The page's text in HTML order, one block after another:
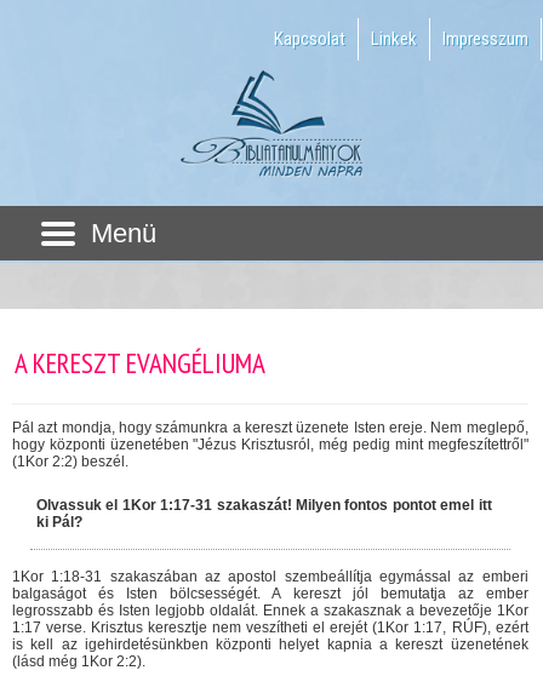
Kapcsolat Linkek Impresszum
Menü
A KERESZT EVANGÉLIUMA
Pál azt mondja, hogy számunkra a kereszt üzenete Isten ereje. Nem meglepő,
hogy központi üzenetében "Jézus Krisztusról, még pedig mint megfeszítettről"
(1Kor 2:2) beszél.
Olvassuk el 1Kor 1:17-31 szakaszát! Milyen fontos pontot emel itt
ki Pál?
1Kor 1:18-31 szakaszában az apostol szembeállítja egymással az emberi
balgaságot és Isten bölcsességét. A kereszt jól bemutatja az ember
legrosszabb és Isten legjobb oldalát. Ennek a szakasznak a bevezetője 1Kor
1:17 verse. Krisztus keresztje nem veszítheti el erejét (1Kor 1:17, RÚF), ezért
is kell az igehirdetésünkben központi helyet kapnia a kereszt üzenetének
(lásd még 1Kor 2:2).